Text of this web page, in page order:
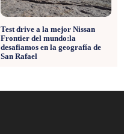
Test drive a la mejor Nissan
Frontier del mundo:la
desafiamos en la geografía de
San Rafael